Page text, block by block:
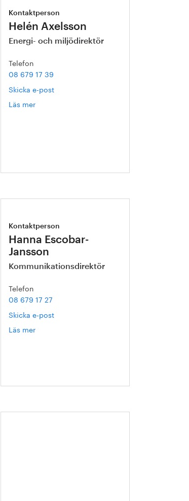
Kontaktperson
Helén Axelsson
Energi- och miljödirektör
Telefon
08 679 17 39
Skicka e-post
Läs mer
Kontaktperson
Hanna Escobar-
Jansson
Kommunikationsdirektör
Telefon
08 679 17 27
Skicka e-post
Läs mer